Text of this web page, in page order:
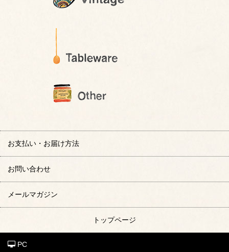
お支払い・お届け方法
お問い合わせ
メールマガジン
トップページ
PC